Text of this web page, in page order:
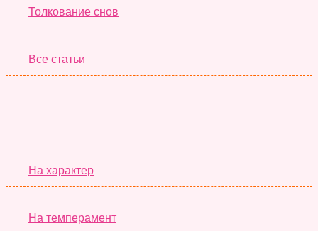
Толкование снов
Все статьи
На характер
На темперамент